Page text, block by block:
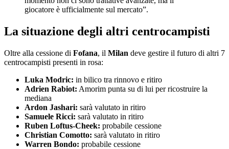
giocatore è ufficialmente sul mercato”.
La situazione degli altri centrocampisti
Oltre alla cessione di Fofana, il Milan deve gestire il futuro di altri 7
centrocampisti presenti in rosa:
Luka Modric: in bilico tra rinnovo e ritiro
Adrien Rabiot: Amorim punta su di lui per ricostruire la
mediana
Ardon Jashari: sarà valutato in ritiro
Samuele Ricci: sarà valutato in ritiro
Ruben Loftus-Cheek: probabile cessione
Christian Comotto: sarà valutato in ritiro
Warren Bondo: probabile cessione